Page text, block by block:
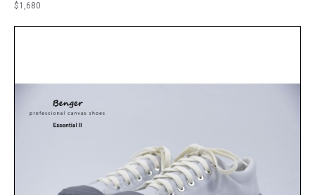
$1,680